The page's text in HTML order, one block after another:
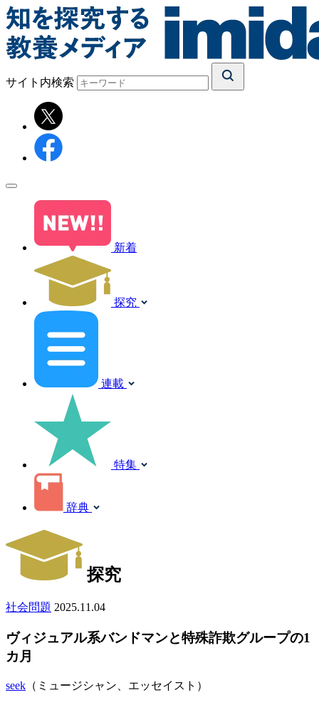
サイト内検索
新着
探究
連載
特集
辞典
探究
社会問題 2025.11.04
ヴィジュアル系バンドマンと特殊詐欺グループの1
カ月
seek （ミュージシャン、エッセイスト）